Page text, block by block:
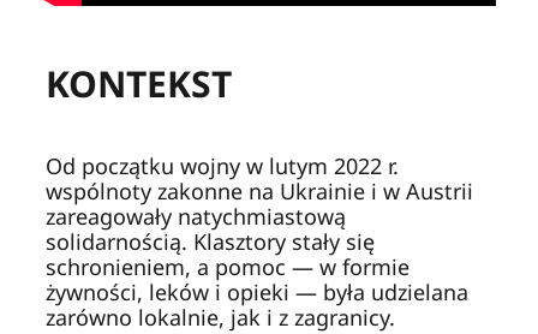
KONTEKST
Od początku wojny w lutym 2022 r.
wspólnoty zakonne na Ukrainie i w Austrii
zareagowały natychmiastową
solidarnością. Klasztory stały się
schronieniem, a pomoc — w formie
żywności, leków i opieki — była udzielana
zarówno lokalnie, jak i z zagranicy.